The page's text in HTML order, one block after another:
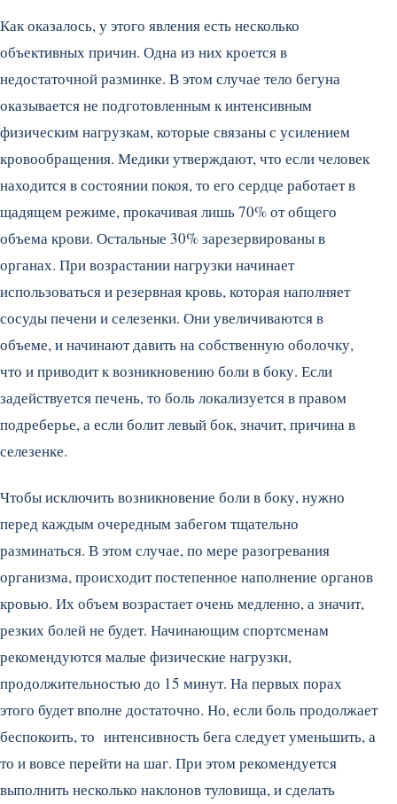
Как оказалось, у этого явления есть несколько
объективных причин. Одна из них кроется в
недостаточной разминке. В этом случае тело бегуна
оказывается не подготовленным к интенсивным
физическим нагрузкам, которые связаны с усилением
кровообращения. Медики утверждают, что если человек
находится в состоянии покоя, то его сердце работает в
щадящем режиме, прокачивая лишь 70% от общего
объема крови. Остальные 30% зарезервированы в
органах. При возрастании нагрузки начинает
использоваться и резервная кровь, которая наполняет
сосуды печени и селезенки. Они увеличиваются в
объеме, и начинают давить на собственную оболочку,
что и приводит к возникновению боли в боку. Если
задействуется печень, то боль локализуется в правом
подреберье, а если болит левый бок, значит, причина в
селезенке.
Чтобы исключить возникновение боли в боку, нужно
перед каждым очередным забегом тщательно
разминаться. В этом случае, по мере разогревания
организма, происходит постепенное наполнение органов
кровью. Их объем возрастает очень медленно, а значит,
резких болей не будет. Начинающим спортсменам
рекомендуются малые физические нагрузки,
продолжительностью до 15 минут. На первых порах
этого будет вполне достаточно. Но, если боль продолжает
беспокоить, то интенсивность бега следует уменьшить, а
то и вовсе перейти на шаг. При этом рекомендуется
выполнить несколько наклонов туловища, и сделать